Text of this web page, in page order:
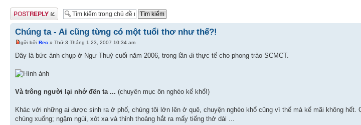
Gửi bài trả lời
Chúng ta - Ai cũng từng có một tuổi thơ như thế?!
gửi bởi Rec » Thứ 3 Tháng 1 23, 2007 10:34 am
Đây là bức ảnh chụp ở Ngư Thuỷ cuối năm 2006, trong lần đi thực tế cho phong trào SCMCT.
Và trông người lại nhớ đến ta ... (chuyên mục ôn nghèo kể khổ!)
Khác với những ai được sinh ra ở phố, chúng tôi lớn lên ở quê, chuyện nghèo khổ cũng vì thế mà kể mãi không hết.
chùng xuống; ngậm ngùi, xót xa và thỉnh thoảng hắt ra mấy tiếng thở dài ...